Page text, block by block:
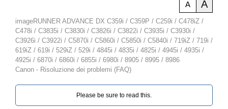
imageRUNNER ADVANCE DX C359i / C359P / C259i / C478iZ /
C478i / C3835i / C3830i / C3826i / C3822i / C3935i / C3930i /
C3926i / C3922i / C5870i / C5860i / C5850i / C5840i / 719iZ / 719i /
619iZ / 619i / 529iZ / 529i / 4845i / 4835i / 4825i / 4945i / 4935i /
4925i / 6870i / 6860i / 6855i / 6980i / 8905 / 8995 / 8986
Canon - Risoluzione dei problemi (FAQ)
Please be sure to read this.‎
A A